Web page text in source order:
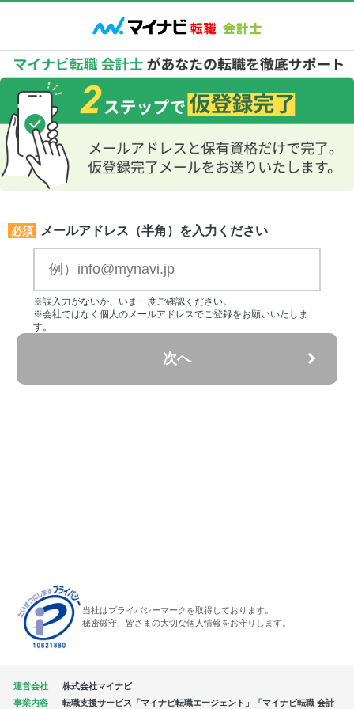
必須 メールアドレス（半角）を入力ください
※誤入力がないか、いま一度ご確認ください。
※会社ではなく個人のメールアドレスでご登録をお願いいたしま
す。
次へ
当社はプライバシーマークを取得しております。
秘密厳守、皆さまの大切な個人情報をお守りします。
運営会社
株式会社マイナビ
事業内容
転職支援サービス「マイナビ転職エージェント」「マイナビ転職 会計